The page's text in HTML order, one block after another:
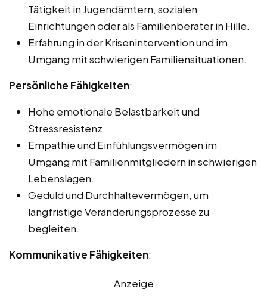
Tätigkeit in Jugendämtern, sozialen
Einrichtungen oder als Familienberater in Hille.
Erfahrung in der Krisenintervention und im
Umgang mit schwierigen Familiensituationen.
Persönliche Fähigkeiten:
Hohe emotionale Belastbarkeit und
Stressresistenz.
Empathie und Einfühlungsvermögen im
Umgang mit Familienmitgliedern in schwierigen
Lebenslagen.
Geduld und Durchhaltevermögen, um
langfristige Veränderungsprozesse zu
begleiten.
Kommunikative Fähigkeiten:
Anzeige